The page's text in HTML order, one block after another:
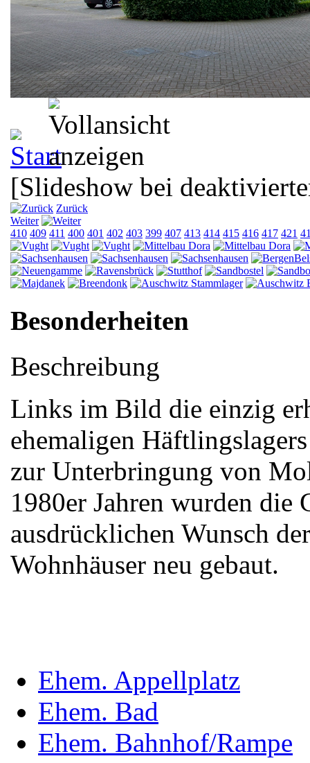
[Slideshow bei
Zurück
Weiter
410 409 411 400 401 402 403 399 407 413 414 415 416 417 421
Besonderheiten
Beschreibung
Links im Bild die einzig
ehemaligen
zur Unterbringung von
1980er Jahren wurden die
ausdrücklichen Wunsch
Wohnhäuser neu gebaut.
Ehem. Appellplatz
Ehem. Bad
Ehem. Bahnhof/Rampe